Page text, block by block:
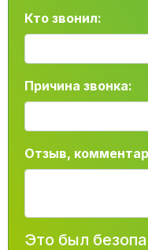
Кто звонил:
Причина звонка:
Отзыв,
Это был